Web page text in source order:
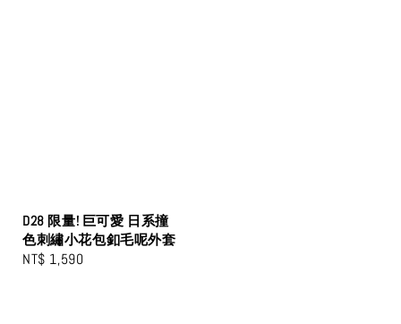
D28 限量! 巨可愛 日系撞
色刺繡小花包釦毛呢外套
Regular
NT$ 1,590